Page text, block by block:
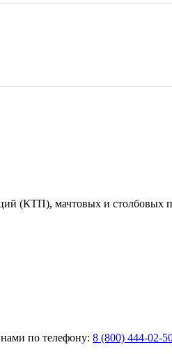
(КТП), мачтовых и столбовых
по телефону: 8 (800) 444-02-